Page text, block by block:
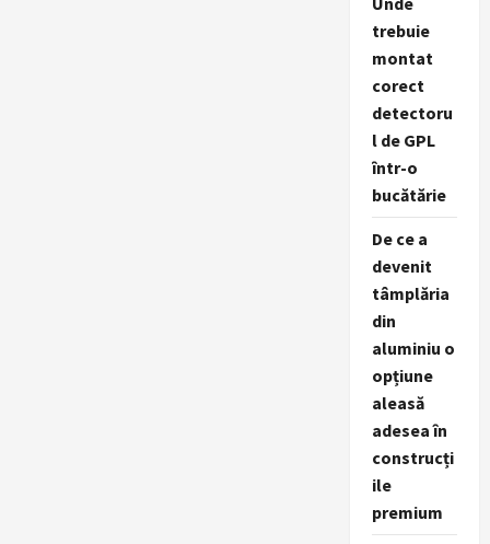
trebuie
montat
corect
detectoru
l de GPL
într-o
bucătărie
De ce a
devenit
tâmplăria
din
aluminiu o
opțiune
aleasă
adesea în
construcți
ile
premium